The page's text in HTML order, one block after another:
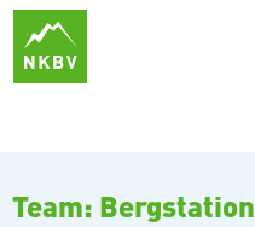
Team: Bergstation